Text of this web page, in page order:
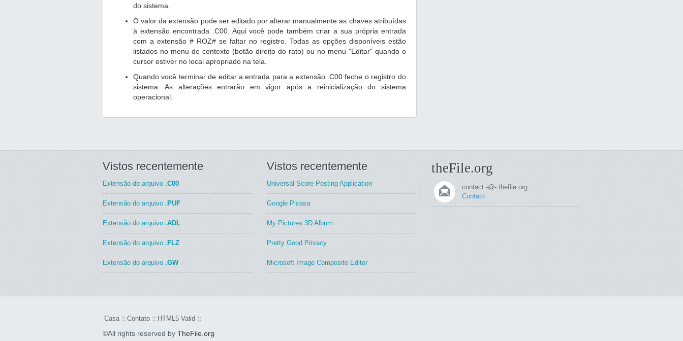
do sistema.
O valor da extensão pode ser editado por alterar manualmente as chaves atribuídas
à extensão encontrada .C00. Aqui você pode também criar a sua própria entrada
com a extensão # ROZ# se faltar no registro. Todas as opções disponíveis estão
listados no menu de contexto (botão direito do rato) ou no menu "Editar" quando o
cursor estiver no local apropriado na tela.
Quando você terminar de editar a entrada para a extensão .C00 feche o registro do
sistema. As alterações entrarão em vigor após a reinicialização do sistema
operacional.
Vistos recentemente
Extensão do arquivo .C00
Extensão do arquivo .PUF
Extensão do arquivo .ADL
Extensão do arquivo .FLZ
Extensão do arquivo .GW
Vistos recentemente
Universal Score Posting Application
Google Picasa
My Pictures 3D Album
Pretty Good Privacy
Microsoft Image Composite Editor
theFile.org
contact -@- thefile.org
Contato
Casa Contato HTML5 Valid
©All rights reserved by TheFile.org